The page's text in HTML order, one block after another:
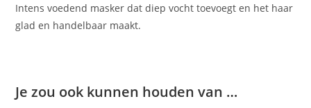
Intens voedend masker dat diep vocht toevoegt en het haar
glad en handelbaar maakt.
Je zou ook kunnen houden van …